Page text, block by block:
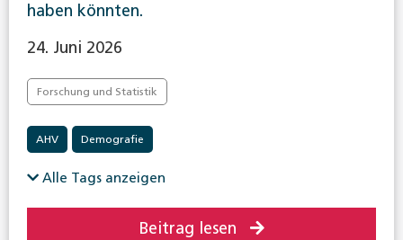
haben könnten.
24. Juni 2026
Forschung und Statistik
AHV Demografie
Alle Tags anzeigen
Beitrag lesen